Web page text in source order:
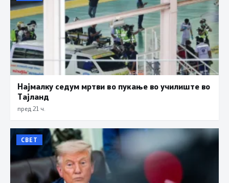
Најмалку седум мртви во пукање во училиште во
Тајланд
пред 21 ч.
СВЕТ